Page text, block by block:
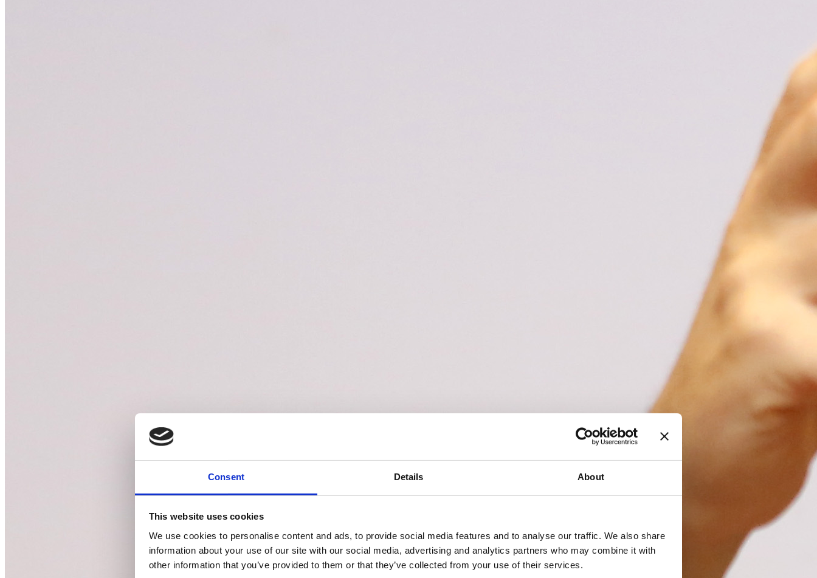
Consent Details About
This website uses cookies
We use cookies to personalise content and ads, to provide social media features and to analyse our traffic. We also share
information about your use of our site with our social media, advertising and analytics partners who may combine it with
other information that you’ve provided to them or that they’ve collected from your use of their services.